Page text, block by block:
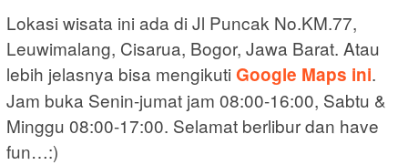
Lokasi wisata ini ada di Jl Puncak No.KM.77,
Leuwimalang, Cisarua, Bogor, Jawa Barat. Atau
lebih jelasnya bisa mengikuti Google Maps ini.
Jam buka Senin-jumat jam 08:00-16:00, Sabtu &
Minggu 08:00-17:00. Selamat berlibur dan have
fun…:)